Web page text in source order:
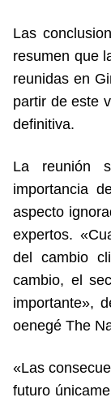
Las
resumen que
reunidas en
partir de este
definitiva.
La reunión
importancia
aspecto
expertos.
del cambio
cambio, el
importante»,
oenegé The
«Las
futuro